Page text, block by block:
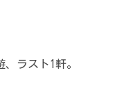
ラスト1軒。